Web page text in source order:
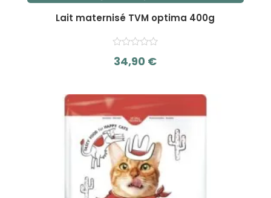
Lait maternisé TVM optima 400g
u
r
34,90 €